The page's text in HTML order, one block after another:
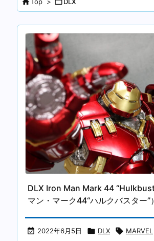
DLX Iron Man Mark 44
マン・マーク44“ハルクバスター
 2022年6月5日  DLX  MARVEL